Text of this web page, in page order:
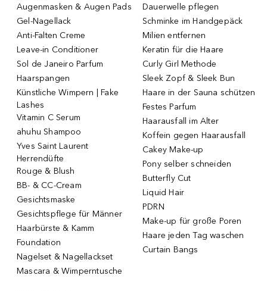
Augenmasken & Augen Pads
Gel-Nagellack
Anti-Falten Creme
Leave-in Conditioner
Sol de Janeiro Parfum
Haarspangen
Künstliche Wimpern | Fake
Lashes
Vitamin C Serum
ahuhu Shampoo
Yves Saint Laurent
Herrendüfte
Rouge & Blush
BB- & CC-Cream
Gesichtsmaske
Gesichtspflege für Männer
Haarbürste & Kamm
Foundation
Nagelset & Nagellackset
Mascara & Wimperntusche
Dauerwelle pflegen
Schminke im Handgepäck
Milien entfernen
Keratin für die Haare
Curly Girl Methode
Sleek Zopf & Sleek Bun
Haare in der Sauna schützen
Festes Parfum
Haarausfall im Alter
Koffein gegen Haarausfall
Cakey Make-up
Pony selber schneiden
Butterfly Cut
Liquid Hair
PDRN
Make-up für große Poren
Haare jeden Tag waschen
Curtain Bangs